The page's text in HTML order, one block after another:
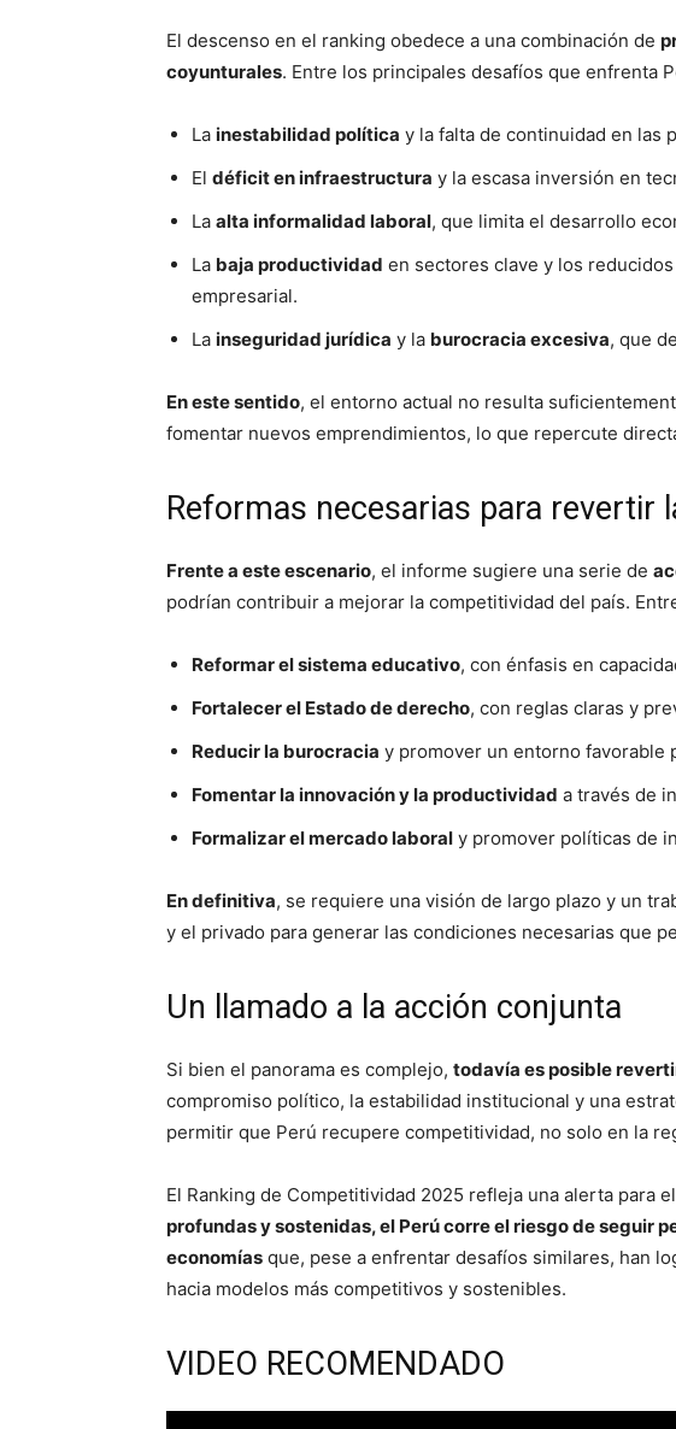
El descenso en el ranking obedece a una combinación de
coyunturales. Entre los principales desafíos que enfrenta
La inestabilidad política y la falta de continuidad en las
El déficit en infraestructura y la escasa inversión en
La alta informalidad laboral, que limita el desarrollo
La baja productividad en sectores clave y los
empresarial.
La inseguridad jurídica y la burocracia excesiva, que
En este sentido, el entorno actual no resulta
fomentar nuevos emprendimientos, lo que repercute
Reformas necesarias para revertir
Frente a este escenario, el informe sugiere una serie de
podrían contribuir a mejorar la competitividad del país.
Reformar el sistema educativo, con énfasis en
Fortalecer el Estado de derecho, con reglas claras y
Reducir la burocracia y promover un entorno favorable
Fomentar la innovación y la productividad a través de
Formalizar el mercado laboral y promover políticas de
En definitiva, se requiere una visión de largo plazo y un
y el privado para generar las condiciones necesarias que
Un llamado a la acción conjunta
Si bien el panorama es complejo, todavía es posible
compromiso político, la estabilidad institucional y una
permitir que Perú recupere competitividad, no solo en la
El Ranking de Competitividad 2025 refleja una alerta para
profundas y sostenidas, el Perú corre el riesgo de seguir
economías que, pese a enfrentar desafíos similares, han
hacia modelos más competitivos y sostenibles.
VIDEO RECOMENDADO